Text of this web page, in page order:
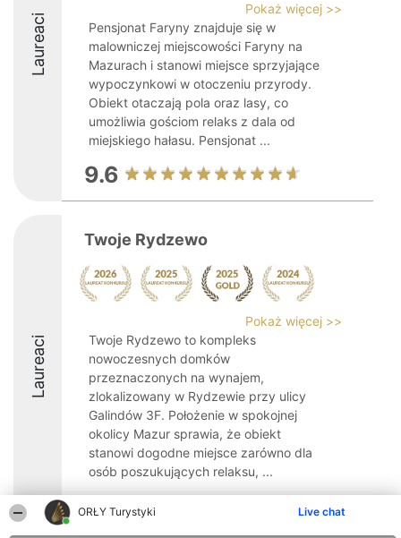
ORŁY Turystyki Live chat
Laureaci
Pokaż więcej >>
Pensjonat Faryny znajduje się w
malowniczej miejscowości Faryny na
Mazurach i stanowi miejsce sprzyjające
wypoczynkowi w otoczeniu przyrody.
Obiekt otaczają pola oraz lasy, co
umożliwia gościom relaks z dala od
miejskiego hałasu. Pensjonat ...
9.6
Laureaci
Twoje Rydzewo
Pokaż więcej >>
Twoje Rydzewo to kompleks
nowoczesnych domków
przeznaczonych na wynajem,
zlokalizowany w Rydzewie przy ulicy
Galindów 3F. Położenie w spokojnej
okolicy Mazur sprawia, że obiekt
stanowi dogodne miejsce zarówno dla
osób poszukujących relaksu, ...
10